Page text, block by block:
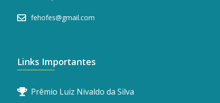
fehofes@gmail.com
Links Importantes
Prêmio Luiz Nivaldo da Silva